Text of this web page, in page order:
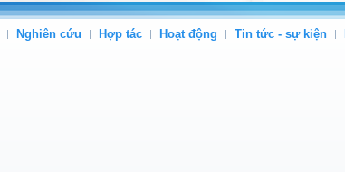
Nghiên cứu Hợp tác Hoạt động Tin tức - sự kiện